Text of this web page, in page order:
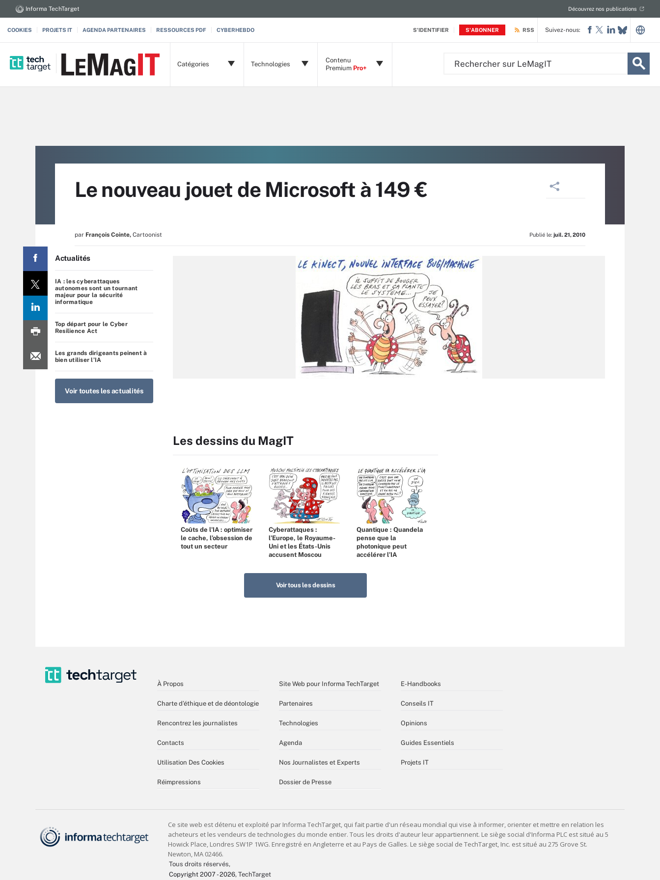
S'IDENTIFIER S'ABONNER
Informa TechTarget Découvrez nos publications
COOKIES PROJETS IT AGENDA PARTENAIRES RESSOURCES PDF CYBERHEBDO RSS
Catégories Technologies
Contenu
Premium Pro+
Suivez-nous:
Le nouveau jouet de Microsoft à 149 €
par François Cointe, Cartoonist Publié le: juil. 21, 2010
Actualités
IA : les cyberattaques
autonomes sont un tournant
majeur pour la sécurité
informatique
Top départ pour le Cyber
Resilience Act
Les grands dirigeants peinent à
bien utiliser l’IA
Voir toutes les actualités
Les dessins du MagIT
Coûts de l'IA : optimiser
le cache, l’obsession de
tout un secteur
Cyberattaques :
l’Europe, le Royaume-
Uni et les États-Unis
accusent Moscou
Quantique : Quandela
pense que la
photonique peut
accélérer l’IA
Voir tous les dessins
À Propos
Charte d’éthique et de déontologie
Rencontrez les journalistes
Contacts
Utilisation Des Cookies
Réimpressions
Site Web pour Informa TechTarget
Partenaires
Technologies
Agenda
Nos Journalistes et Experts
Dossier de Presse
E-Handbooks
Conseils IT
Opinions
Guides Essentiels
Projets IT
Tous droits réservés,
Copyright 2007 - 2026, TechTarget